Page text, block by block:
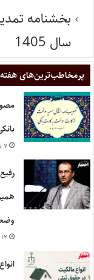
بخشنامه
سال 1405
پر‌مخاطب‌ترین‌های هفته
۷ مرداد ۱۴۰۵
۱۲ مرداد ۱۴۰۵